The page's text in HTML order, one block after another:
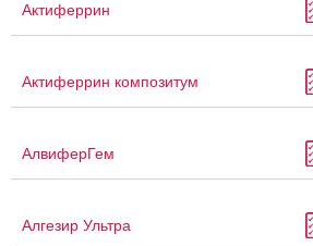
Актиферрин
Актиферрин композитум
АлвиферГем
Алгезир Ультра